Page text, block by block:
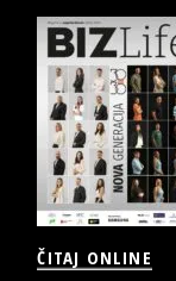
ČITAJ ONLINE